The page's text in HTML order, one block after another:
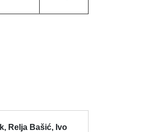
Relja Bašić, Ivo